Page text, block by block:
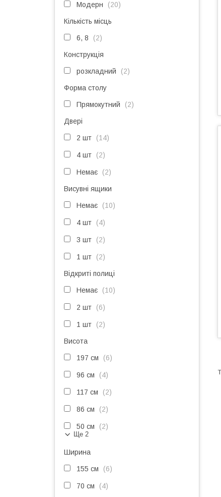
Модерн 20
Кількість місць
6, 8 2
Конструкція
розкладний 2
Форма столу
Прямокутний 2
Двері
2 шт 14
4 шт 2
Немає 2
Висувні ящики
Немає 10
4 шт 4
3 шт 2
1 шт 2
Відкриті полиці
Немає 10
2 шт 6
1 шт 2
Висота
197 см 6
96 см 4
117 см 2
86 см 2
50 см 2
Ще 2
Ширина
155 см 6
70 см 4